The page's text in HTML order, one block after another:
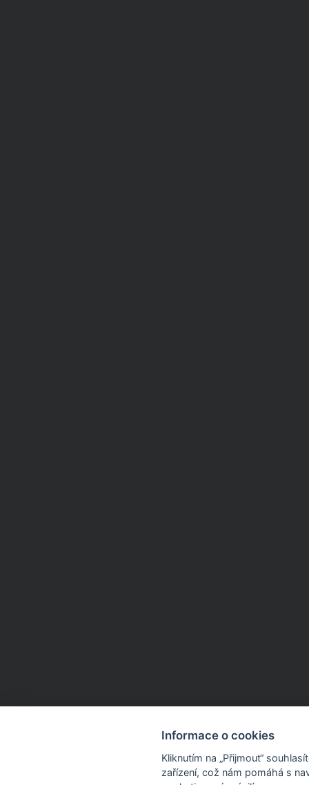
Informace o cookies
Kliknutím na „Přijmout“
zařízení, což nám pomáhá s